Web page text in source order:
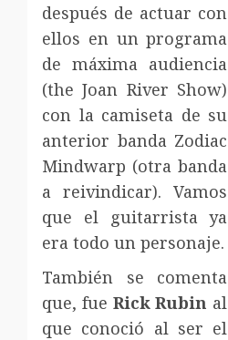
después de actuar con
ellos en un programa
de máxima audiencia
(the Joan River Show)
con la camiseta de su
anterior banda Zodiac
Mindwarp (otra banda
a reivindicar). Vamos
que el guitarrista ya
era todo un personaje.
También se comenta
que, fue Rick Rubin al
que conoció al ser el